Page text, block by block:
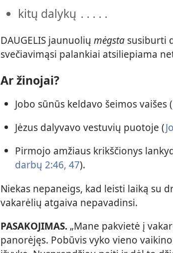
kitų dalykų ․․․․․
DAUGELIS jaunuolių mėgsta susiburti
svečiavimąsi palankiai atsiliepiama
Ar žinojai?
Jobo sūnūs keldavo šeimos vaišes (
Jėzus dalyvavo vestuvių puotoje (
Pirmojo amžiaus krikščionys
darbų 2:46, 47).
Niekas nepaneigs, kad leisti laiką su
vakarėlių atgaiva nepavadinsi.
PASAKOJIMAS. „Mane pakvietė į
panorėjęs. Pobūvis vyko vieno